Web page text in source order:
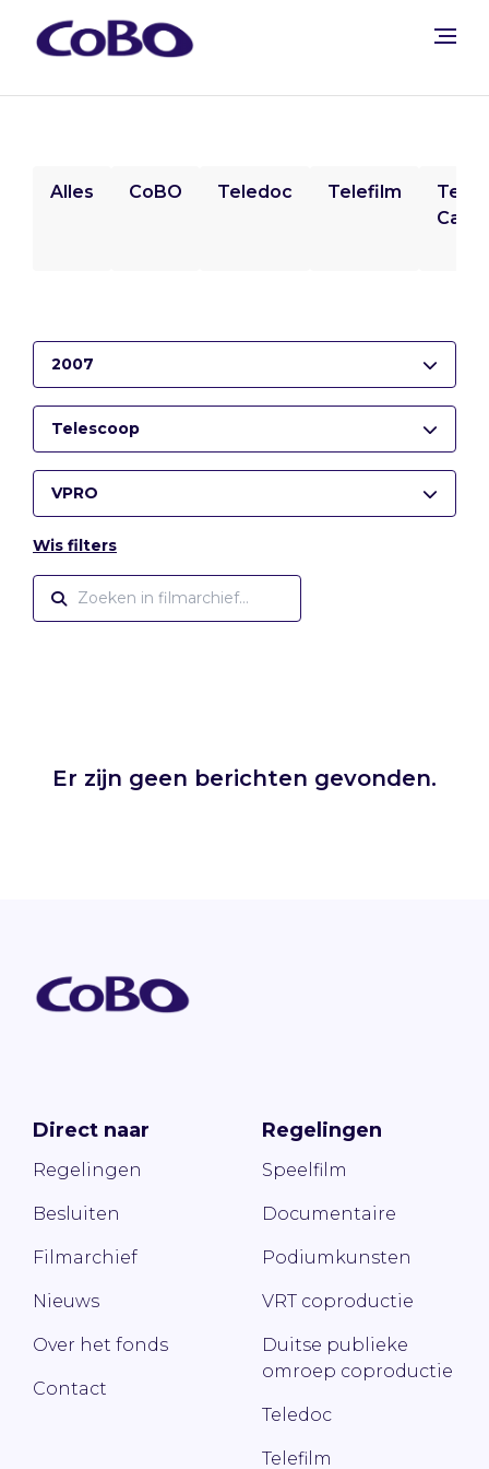
Alles CoBO Teledoc Telefilm
2007
Telescoop
VPRO
Wis filters
Er zijn geen berichten gevonden.
Direct naar
Regelingen
Besluiten
Filmarchief
Nieuws
Over het fonds
Contact
Regelingen
Speelfilm
Documentaire
Podiumkunsten
VRT coproductie
Duitse publieke
omroep coproductie
Teledoc
Telefilm